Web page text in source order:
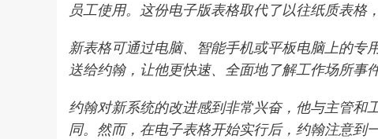
员工使用。这份电子版表格取代了以往纸质表格
新表格可通过电脑、智能手机或平板电脑上的专
送给约翰，让他更快速、全面地了解工作场所事
约翰对新系统的改进感到非常兴奋，他与主管和
同。然而，在电子表格开始实行后，约翰注意到